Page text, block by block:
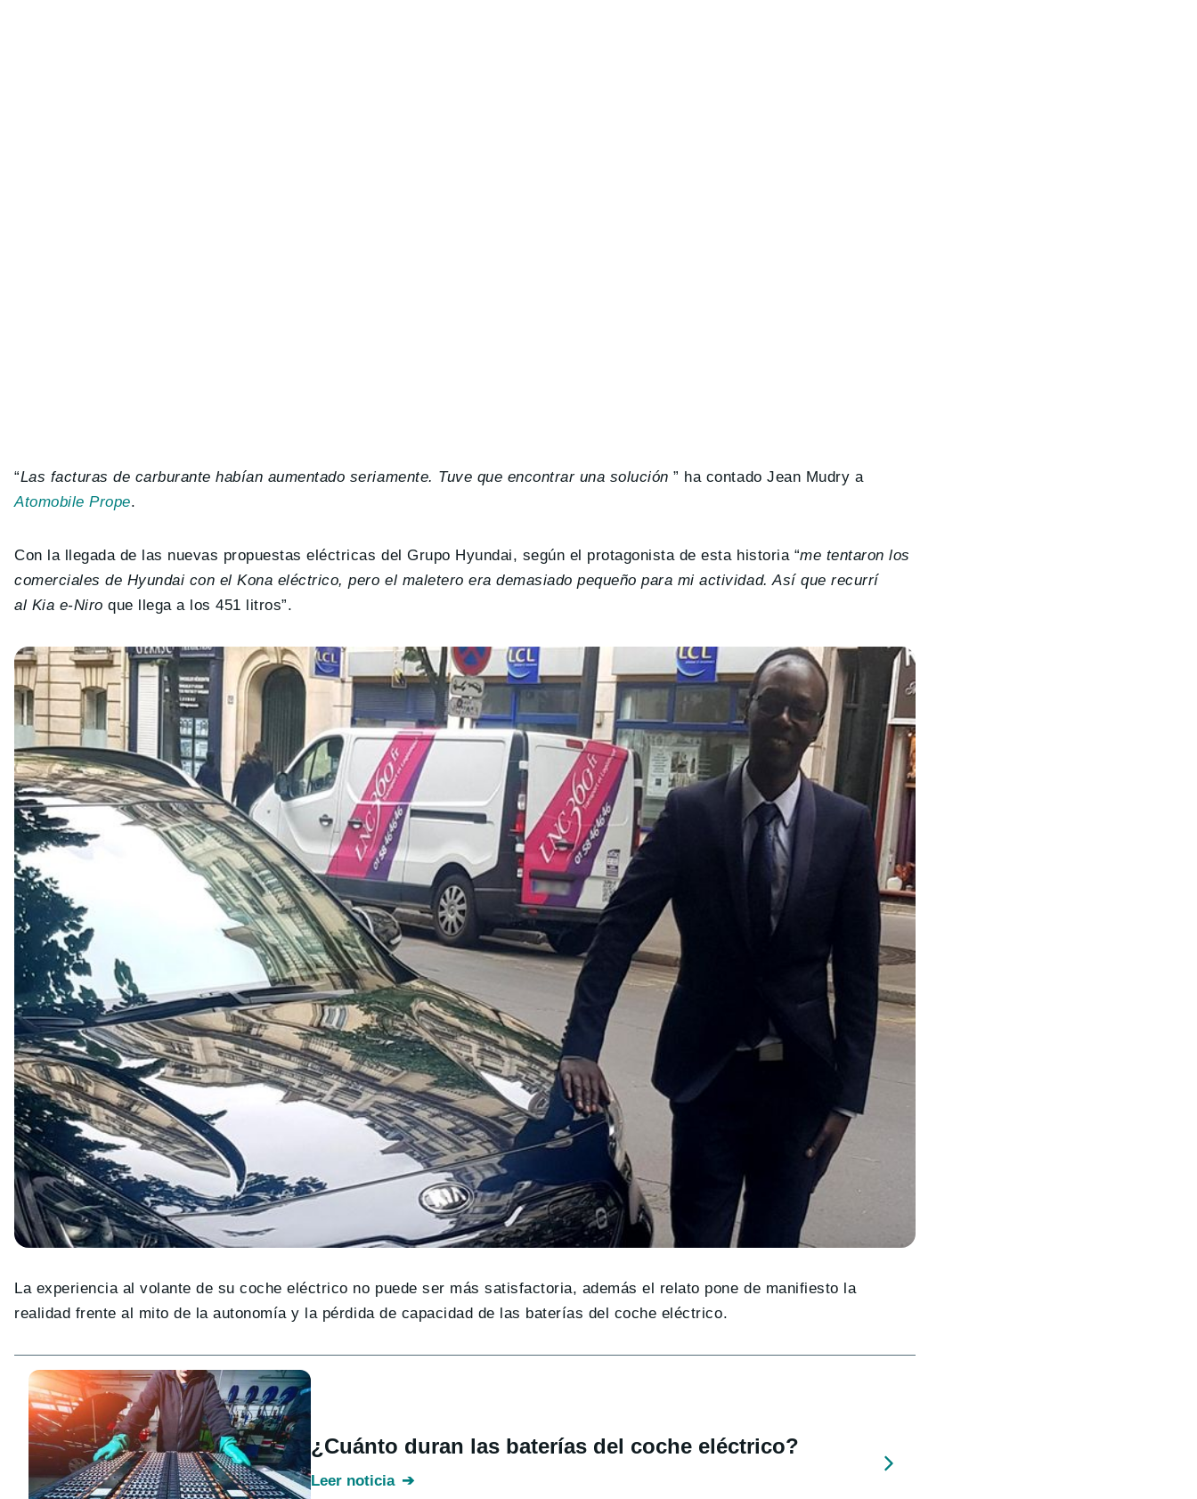
“Las facturas de carburante habían aumentado seriamente. Tuve que encontrar una solución” ha contado Jean Mudry a
Atomobile Prope.
Con la llegada de las nuevas propuestas eléctricas del Grupo Hyundai, según el protagonista de esta historia “me tentaron los
comerciales de Hyundai con el Kona eléctrico, pero el maletero era demasiado pequeño para mi actividad. Así que recurrí
al Kia e-Niro que llega a los 451 litros”.
La experiencia al volante de su coche eléctrico no puede ser más satisfactoria, además el relato pone de manifiesto la
realidad frente al mito de la autonomía y la pérdida de capacidad de las baterías del coche eléctrico.
¿Cuánto duran las baterías del coche eléctrico?
Leer noticia